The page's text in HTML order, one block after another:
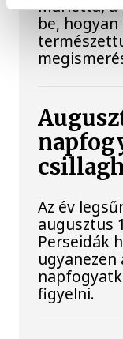
Marietta, a
be,
Az év
augusztus
Perseidák
ugyanezen
figyelni.